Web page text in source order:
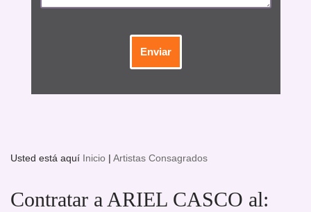
Usted está aquí Inicio | Artistas Consagrados
Contratar a ARIEL CASCO al: